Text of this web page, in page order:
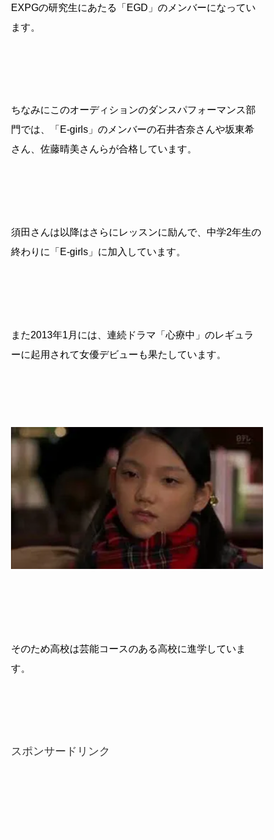
EXPGの研究生にあたる「EGD」のメンバーになってい
ます。
ちなみにこのオーディションのダンスパフォーマンス部
門では、「E-girls」のメンバーの石井杏奈さんや坂東希
さん、佐藤晴美さんらが合格しています。
須田さんは以降はさらにレッスンに励んで、中学2年生の
終わりに「E-girls」に加入しています。
また2013年1月には、連続ドラマ「心療中」のレギュラ
ーに起用されて女優デビューも果たしています。
そのため高校は芸能コースのある高校に進学していま
す。
スポンサードリンク